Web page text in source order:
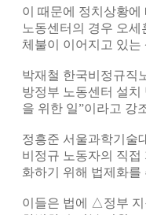
이 때문에 정치상황
노동센터의 경우 오
체불이 이어지고 있는
박재철 한국비정규직
방정부 노동센터 설
을 위한 일”이라고 강
정흥준 서울과학기술
비정규 노동자의 직
화하기 위해 법제화를
이들은 법에 △정부